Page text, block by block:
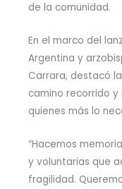
de la comunidad.
En el marco del
Argentina y
Carrara, destacó
camino recorrido
quienes más lo
“Hacemos
y voluntarias que
fragilidad.